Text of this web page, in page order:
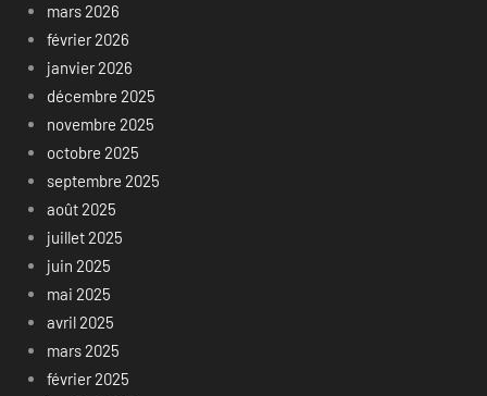
mars 2026
février 2026
janvier 2026
décembre 2025
novembre 2025
octobre 2025
septembre 2025
août 2025
juillet 2025
juin 2025
mai 2025
avril 2025
mars 2025
février 2025